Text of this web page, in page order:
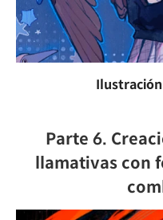
Parte 6.
llamativas con